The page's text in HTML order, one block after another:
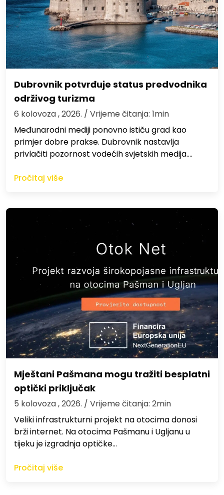
Dubrovnik potvrđuje status predvodnika
održivog turizma
6 kolovoza , 2026. / Vrijeme čitanja: 1min
Međunarodni mediji ponovno ističu grad kao
primjer dobre prakse. Dubrovnik nastavlja
privlačiti pozornost vodećih svjetskih medija.…
Pročitaj više
Mještani Pašmana mogu tražiti besplatni
optički priključak
5 kolovoza , 2026. / Vrijeme čitanja: 2min
Veliki infrastrukturni projekt na otocima donosi
brži internet. Na otocima Pašmanu i Ugljanu u
tijeku je izgradnja optičke…
Pročitaj više